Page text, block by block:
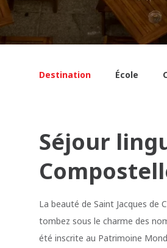
Destination École
Séjour
La beauté de Saint Jacques de
tombez sous le charme des
été inscrite au Patrimoine